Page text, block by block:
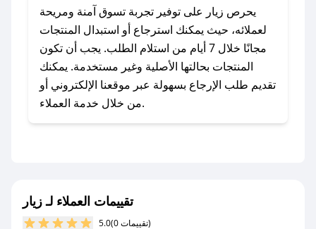
زيار؟
للحصول على كوبونات وخصومات حصرية، قم بما
يلي:
- اضغط على أيقونة متابعة لمتجر زيار في تطبيق
صحصح.
- تابع حسابنا الرسمي على تويتر وقم بتفعيل زر
مع صحصح، تسوق بذكاء ووفّر على كل مشترياتك مع
يحرص زيار على توفير تجربة تسوق آمنة ومريحة
لعملائه، حيث يمكنك استرجاع أو استبدال المنتجات
مجانًا خلال 7 أيام من استلام الطلب. يجب أن تكون
المنتجات بحالتها الأصلية وغير مستخدمة. يمكنك
تقديم طلب الإرجاع بسهولة عبر موقعنا الإلكتروني أو
من خلال خدمة العملاء.
تقييمات العملاء لـ زيار
5.0 (0 تقييمات)